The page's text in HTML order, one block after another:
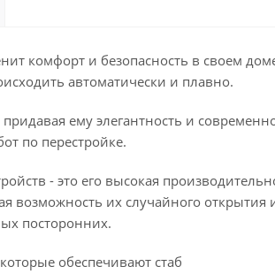
комфорт и безопасность в своем
автоматически и плавно.
ему элегантность и
по перестройке.
- это его высокая
возможность их случайного
посторонних.
обеспечивают стаб